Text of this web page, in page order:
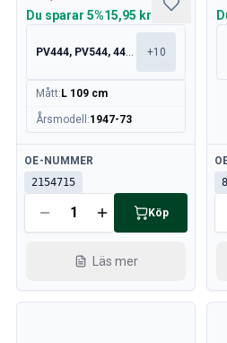
Du sparar 5%15,95 kr
PV444, PV544, 445, 210 +10
Mått: L 109 cm
Årsmodell :1947-73
Tillgänglig
OE-NUMMER
2154715
Köp
Läs mer